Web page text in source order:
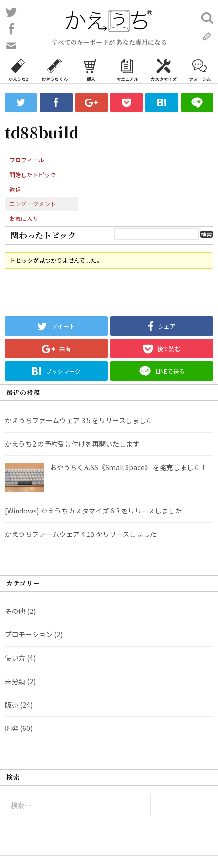
コ
ン
ン
ツ
ス
ッ
すべてのキーボードが あなた専用になる
い
合
わ
フ
ォ
ム
検
索:
かえうち2 おやうちくん 購入 マニュアル カスタマイズ フォーラム
td88build
プロフィール
開始したトピック
返信
エンゲージメント
お気に入り
関わったトピック
トピックが見つかりませんでした。
ツイート シェア
共有 後で読む
ブックマーク LINEで送る
最近の投稿
かえうちファームウェア 3.5 をリリースしました
かえうち2 の予約受け付けを再開いたします
おやうちくんSS《Small Space》 を発売しました！
[Windows] かえうちカスタマイズ 6.3 をリリースしました
かえうちファームウェア 4.1β をリリースしました
カテゴリー
その他 (2)
プロモーション (2)
使い方 (4)
未分類 (2)
販売 (24)
開発 (60)
検索
索: